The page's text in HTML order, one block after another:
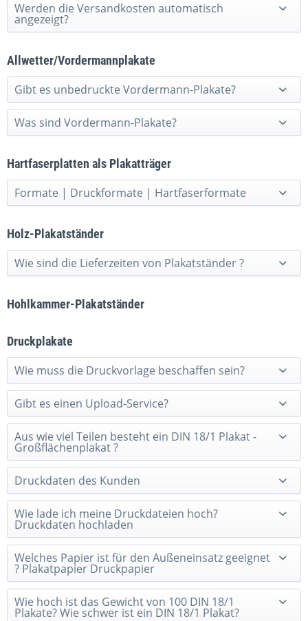
Werden die Versandkosten automatisch
angezeigt?
Allwetter/Vordermannplakate
Gibt es unbedruckte Vordermann-Plakate?
Was sind Vordermann-Plakate?
Hartfaserplatten als Plakatträger
Formate | Druckformate | Hartfaserformate
Holz-Plakatständer
Wie sind die Lieferzeiten von Plakatständer ?
Hohlkammer-Plakatständer
Druckplakate
Wie muss die Druckvorlage beschaffen sein?
Gibt es einen Upload-Service?
Aus wie viel Teilen besteht ein DIN 18/1 Plakat -
Großflächenplakat ?
Druckdaten des Kunden
Wie lade ich meine Druckdateien hoch?
Druckdaten hochladen
Welches Papier ist für den Außeneinsatz geeignet
? Plakatpapier Druckpapier
Wie hoch ist das Gewicht von 100 DIN 18/1
Plakate? Wie schwer ist ein DIN 18/1 Plakat?